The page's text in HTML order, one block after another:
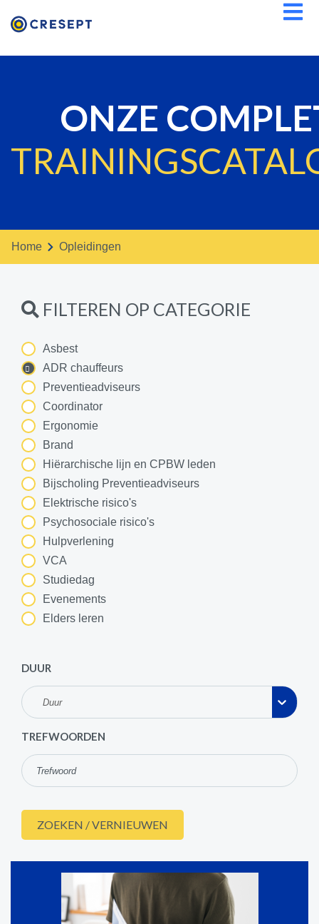
en
de
ONZE
Home opleidingen
FILTEREN OP CATEGORIE
Asbest
ADR chauffeurs
Preventieadviseurs
Coordinator
Ergonomie
Brand
Hiërarchische lijn en CPBW leden
Bijscholing Preventieadviseurs
Elektrische risico's
Psychosociale risico's
Hulpverlening
VCA
Studiedag
Evenements
Elders leren
DUUR
Duur
TREFWOORDEN
ZOEKEN / VERNIEUWEN